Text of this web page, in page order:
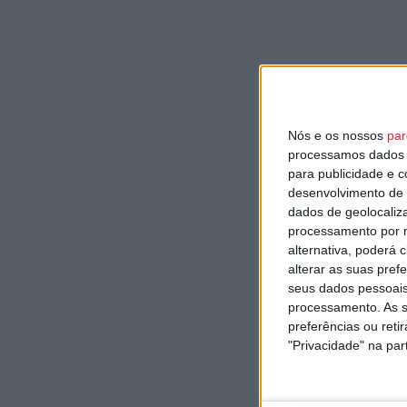
Nós e os nossos
processamos
para publicidade e
desenvolvimento de
dados de
processamento por
alternativa, poderá
alterar as suas
seus dados
processamento. As
preferências ou
"Privacidade" na